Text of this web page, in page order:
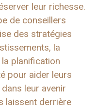
leur richesse.
de conseillers
des stratégies
la
planification
pour aider leurs
leur avenir
laissent derrière